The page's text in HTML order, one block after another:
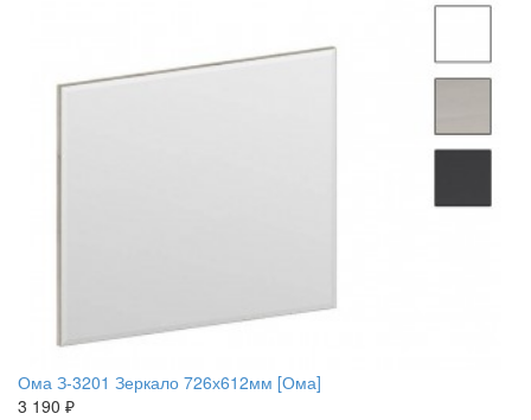
Ома З-3201 Зеркало 726х612мм [Ома]
3 190 ₽